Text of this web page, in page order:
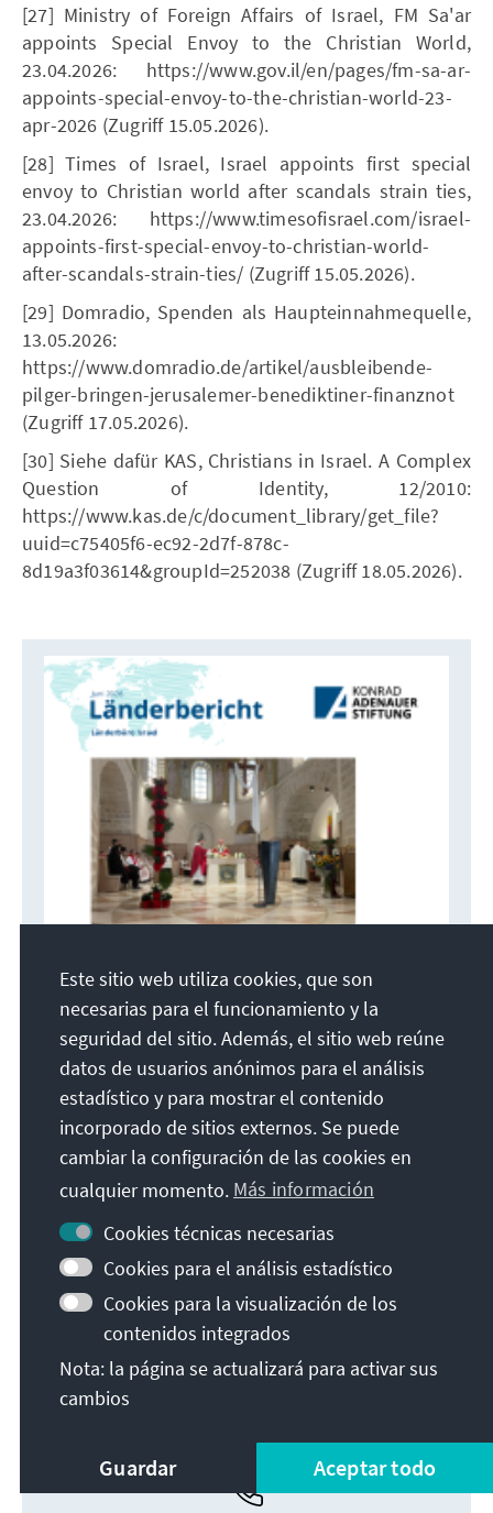
[27] Ministry of Foreign Affairs of Israel, FM Sa'ar
appoints Special Envoy to the Christian World,
23.04.2026: https://www.gov.il/en/pages/fm-sa-ar-
appoints-special-envoy-to-the-christian-world-23-
apr-2026 (Zugriff 15.05.2026).
[28] Times of Israel, Israel appoints first special
envoy to Christian world after scandals strain ties,
23.04.2026: https://www.timesofisrael.com/israel-
appoints-first-special-envoy-to-christian-world-
after-scandals-strain-ties/ (Zugriff 15.05.2026).
[29] Domradio, Spenden als Haupteinnahmequelle,
13.05.2026:
https://www.domradio.de/artikel/ausbleibende-
pilger-bringen-jerusalemer-benediktiner-finanznot
(Zugriff 17.05.2026).
[30] Siehe dafür KAS, Christians in Israel. A Complex
Question of Identity, 12/2010:
https://www.kas.de/c/document_library/get_file?
uuid=c75405f6-ec92-2d7f-878c-
8d19a3f03614&groupId=252038 (Zugriff 18.05.2026).
Christen in Israel
Enlace de archivo
Este sitio web utiliza cookies, que son
necesarias para el funcionamiento y la
seguridad del sitio. Además, el sitio web reúne
datos de usuarios anónimos para el análisis
estadístico y para mostrar el contenido
incorporado de sitios externos. Se puede
cambiar la configuración de las cookies en
cualquier momento. Más información
Cookies técnicas necesarias
Cookies para el análisis estadístico
Cookies para la visualización de los
contenidos integrados
Nota: la página se actualizará para activar sus
cambios
Guardar Aceptar todo